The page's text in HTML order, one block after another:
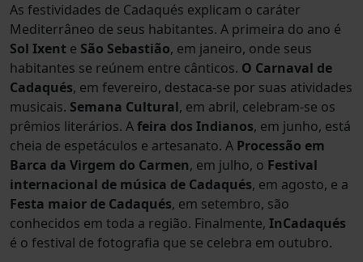
As festividades de Cadaqués explicam o caráter
Mediterrâneo de seus habitantes. A primeira do ano é
Sol Ixent e São Sebastião, em janeiro, onde seus
habitantes se reúnem entre cânticos. O Carnaval de
Cadaqués, em fevereiro, destaca-se por suas atividades
musicais. Semana Cultural, em abril, celebram-se os
prêmios literários. Afeira dos Indianos, em junho, está
cheia de espetáculos e artesanato. A Processão em
Barca da Virgem do Carmen, em julho, o Festival
internacional de música de Cadaqués, em agosto, e a
Festa maior de Cadaqués, em setembro, são
conhecidos em toda a região. Finalmente, InCadaqués
é o festival de fotografia que se celebra em outubro.